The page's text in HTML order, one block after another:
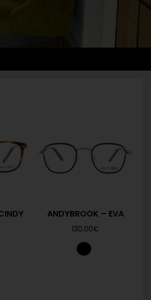
ANDYBROOK – EVA
130,00€